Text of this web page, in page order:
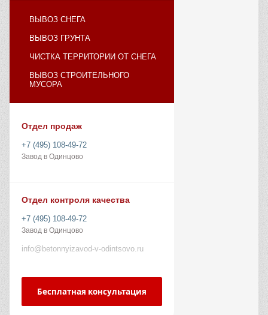
ВЫВОЗ СНЕГА
ВЫВОЗ ГРУНТА
ЧИСТКА ТЕРРИТОРИИ ОТ СНЕГА
ВЫВОЗ СТРОИТЕЛЬНОГО
МУСОРА
Отдел продаж
+7 (495) 108-49-72
Завод в Одинцово
Отдел контроля качества
+7 (495) 108-49-72
Завод в Одинцово
info@betonnyizavod-v-odintsovo.ru
Бесплатная консультация